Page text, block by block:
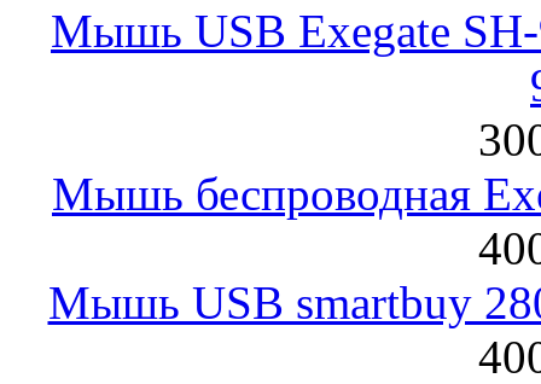
Мышь USB Exegate
Мышь беспроводная
Мышь USB smartbuy